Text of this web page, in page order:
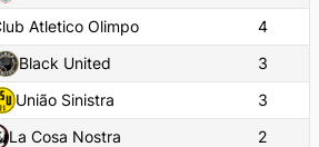
Atletico Olimpo
4
Black United
3
União Sinistra
3
La Cosa Nostra
2